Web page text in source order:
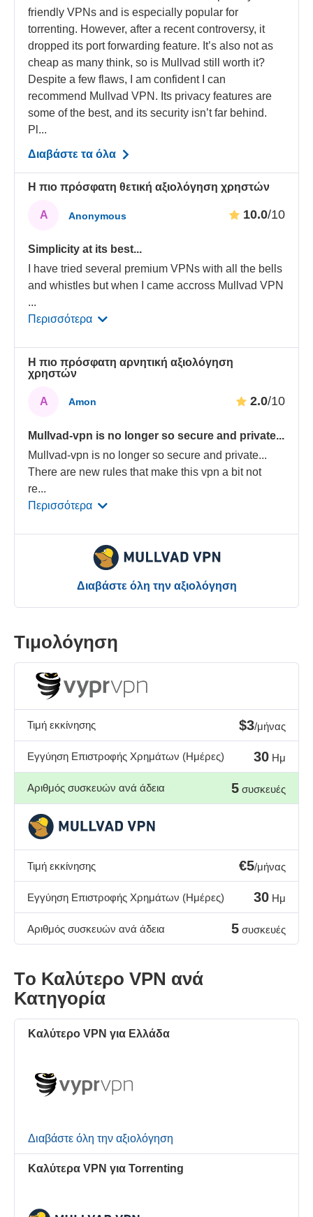
friendly VPNs and is especially popular for
torrenting. However, after a recent controversy, it
dropped its port forwarding feature. It’s also not as
cheap as many think, so is Mullvad still worth it?
Despite a few flaws, I am confident I can
recommend Mullvad VPN. Its privacy features are
some of the best, and its security isn’t far behind.
Pl...
Διαβάστε τα όλα
Η πιο πρόσφατη θετική αξιολόγηση χρηστών
A Anonymous 10.0/10
Simplicity at its best...
I have tried several premium VPNs with all the bells
and whistles but when I came accross Mullvad VPN
...
Περισσότερα
Η πιο πρόσφατη αρνητική αξιολόγηση
χρηστών
A Amon 2.0/10
Mullvad-vpn is no longer so secure and private...
Mullvad-vpn is no longer so secure and private...
There are new rules that make this vpn a bit not
re...
Περισσότερα
Διαβάστε όλη την αξιολόγηση
Τιμολόγηση
Τιμή εκκίνησης $3/μήνας
Εγγύηση Επιστροφής Χρημάτων (Ημέρες) 30 Ημ
Αριθμός συσκευών ανά άδεια 5 συσκευές
Τιμή εκκίνησης €5/μήνας
Εγγύηση Επιστροφής Χρημάτων (Ημέρες) 30 Ημ
Αριθμός συσκευών ανά άδεια 5 συσκευές
Τo Καλύτερo VPN ανά
Κατηγορία
Καλύτερο VPN για Ελλάδα
Διαβάστε όλη την αξιολόγηση
Καλύτερα VPN για Torrenting